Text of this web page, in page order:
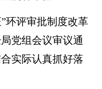
环评审批制度改革
党组会议审议通
实际认真抓好落